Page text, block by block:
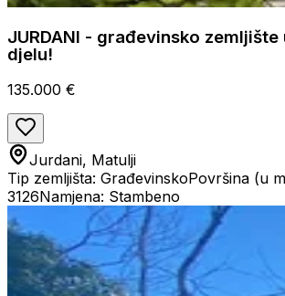
JURDANI - građevinsko zemljište
djelu!
135.000 €
Jurdani, Matulji
Tip zemljišta: GrađevinskoPovršina (u
3126Namjena: Stambeno